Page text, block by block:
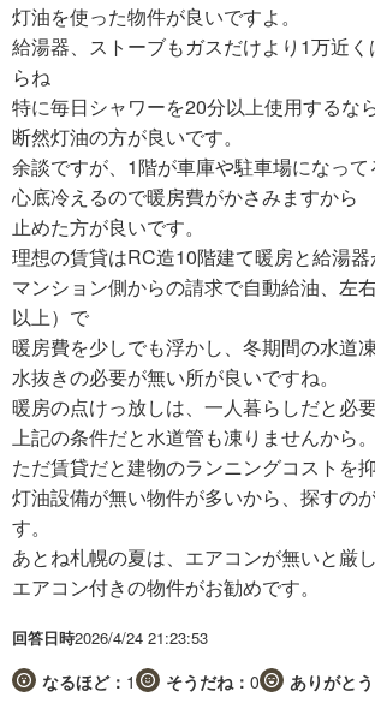
灯油を使った物件が良いですよ。
給湯器、ストーブもガスだけより1万近
らね
特に毎日シャワーを20分以上使用するな
断然灯油の方が良いです。
余談ですが、1階が車庫や駐車場になって
心底冷えるので暖房費がかさみますから
止めた方が良いです。
理想の賃貸はRC造10階建て暖房と給湯
マンション側からの請求で自動給油、左
以上）で
暖房費を少しでも浮かし、冬期間の水道
水抜きの必要が無い所が良いですね。
暖房の点けっ放しは、一人暮らしだと必
上記の条件だと水道管も凍りませんから。
ただ賃貸だと建物のランニングコストを
灯油設備が無い物件が多いから、探すの
す。
あとね札幌の夏は、エアコンが無いと厳
エアコン付きの物件がお勧めです。
回答日時2026/4/24 21:23:53
なるほど： 1 そうだね： 0 ありがとう